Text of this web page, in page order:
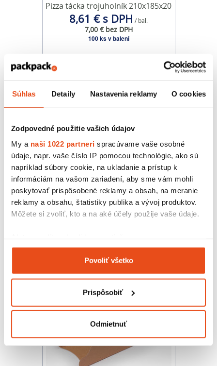
Súhlas Detaily Nastavenia reklamy O cookies
Zodpovedné použitie vašich údajov
My a naši 1022 partneri spracúvame vaše osobné
údaje, napr. vaše číslo IP pomocou technológie, ako sú
napríklad súbory cookie, na ukladanie a prístup k
informáciám na vašom zariadení, aby sme vám mohli
poskytovať prispôsobené reklamy a obsah, na meranie
reklamy a obsahu, štatistiky publika a vývoj produktov.
Môžete si zvoliť, kto a na aké účely použije vaše údaje.
Zhromažďovať informácie o vašej geografickej
polohe s presnosťou na niekoľko metrov
Identifikovať vaše zariadenie aktívnym
Viac informácií o tom, ako sa spracúvajú vaše osobné
údaje, nájdete v časti svašimi nastaveniami
o používaní súborov cookie.
Povoliť všetko
Prispôsobiť
Odmietnuť
Pizza tácka trojuholník 210x185x20
8,61 € s DPH / bal.
7,00 € bez DPH
100 ks v balení
Papierová miska S kraft
8,61 € s DPH
100 ks v balení